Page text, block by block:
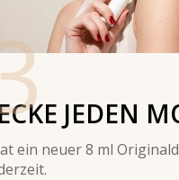
JEDEN
ein neuer 8 ml